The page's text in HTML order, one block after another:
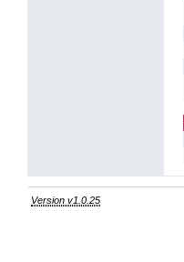
Version v1.0.25